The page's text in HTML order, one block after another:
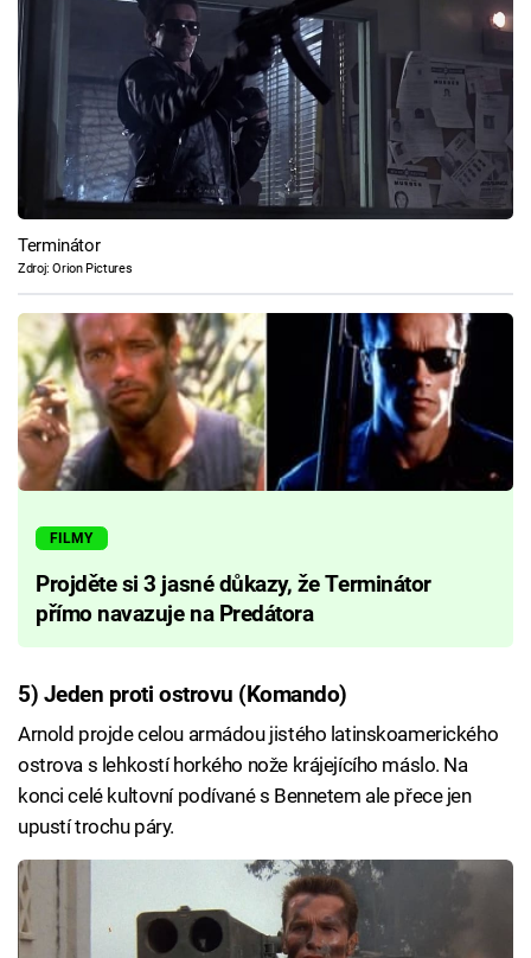
Terminátor
Zdroj: Orion Pictures
FILMY
Projděte si 3 jasné důkazy, že Terminátor
přímo navazuje na Predátora
5) Jeden proti ostrovu (Komando)
Arnold projde celou armádou jistého latinskoamerického
ostrova s lehkostí horkého nože krájejícího máslo. Na
konci celé kultovní podívané s Bennetem ale přece jen
upustí trochu páry.